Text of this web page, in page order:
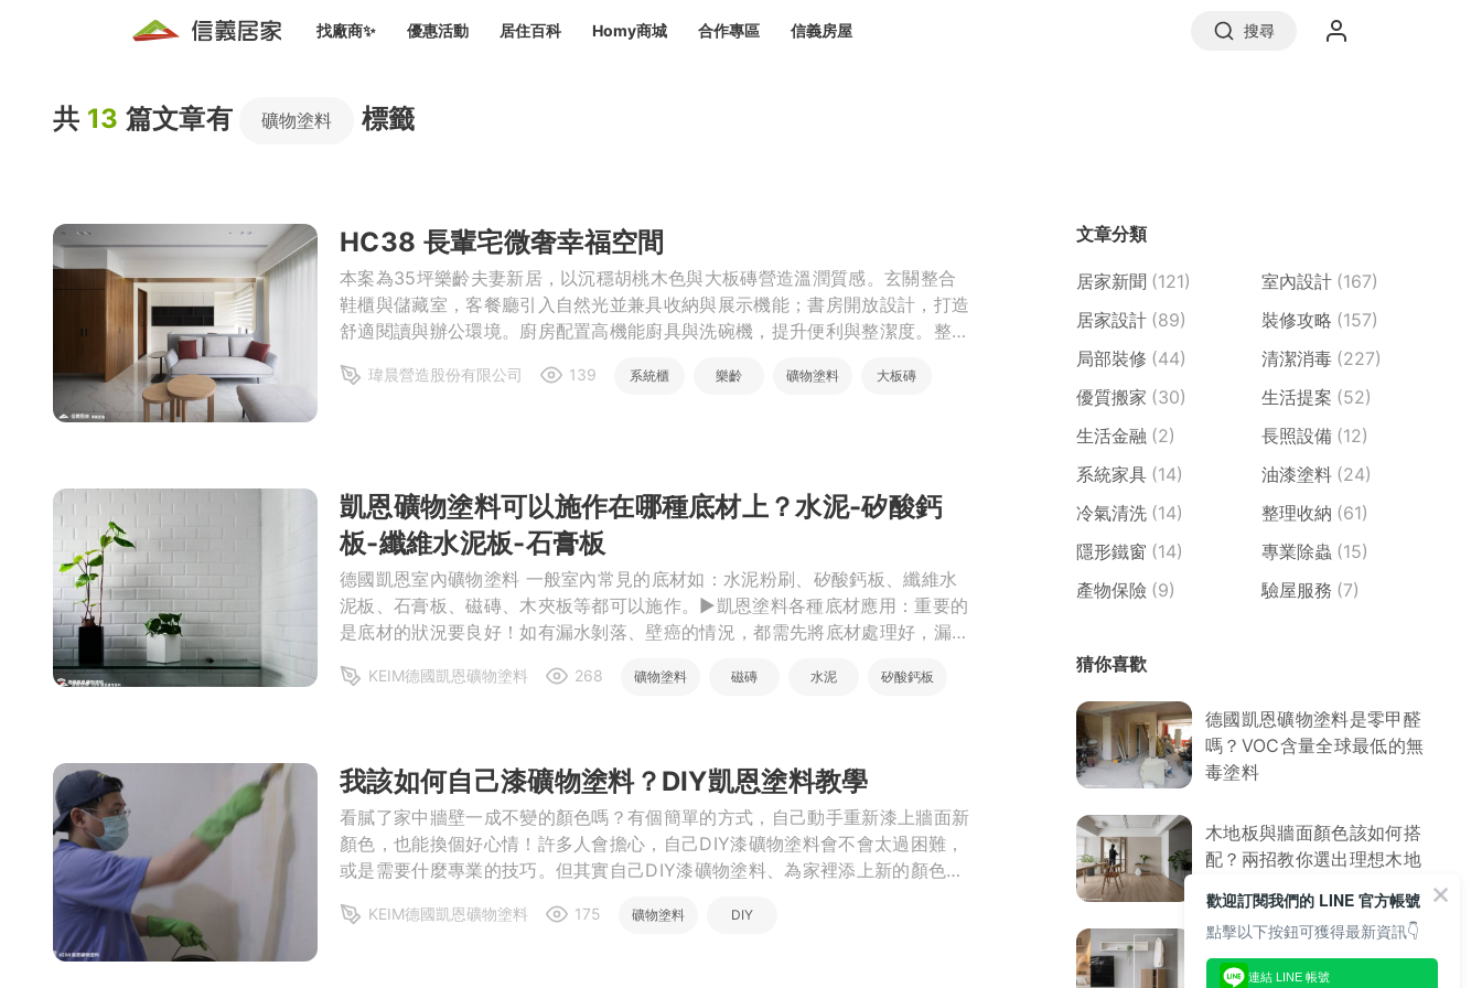
找廠商✨
設計裝潢
室內設計軟裝設計 包租代管
優惠活動
免費諮詢服務
冷氣清洗(限時優惠) 新會員大禮包免費居住好生活講座服務滿意度抽獎
信義客戶優惠
信義成交客戶福利專區
居住百科
搬家清運
優質搬家驗屋服務
清潔除蟲
清潔消毒冷氣清洗整理收納專業除蟲
局部修繕
局部裝修
生活金融
生活金融產物保險
Homy商城 合作專區
廠商募集人才招募 居住好生活講座
信義房屋 搜尋
共 13 篇文章有 礦物塗料 標籤
HC38 長輩宅微奢幸福空間
本案為35坪樂齡夫妻新居，以沉穩胡桃木色與大板磚營造溫潤質感。玄關整合
鞋櫃與儲藏室，客餐廳引入自然光並兼具收納與展示機能；書房開放設計，打造
舒適閱讀與辦公環境。廚房配置高機能廚具與洗碗機，提升便利與整潔度。整體
瑋晨營造股份有限公司 139 系統櫃 樂齡 礦物塗料 大板磚
凱恩礦物塗料可以施作在哪種底材上？水泥-矽酸鈣
板-纖維水泥板-石膏板
德國凱恩室內礦物塗料 一般室內常見的底材如：水泥粉刷、矽酸鈣板、纖維水
泥板、石膏板、磁磚、木夾板等都可以施作。►凱恩塗料各種底材應用：重要的
是底材的狀況要良好！如有漏水剝落、壁癌的情況，都需先將底材處理好，漏水
KEIM德國凱恩礦物塗料 268 礦物塗料 磁磚 水泥 矽酸鈣板
我該如何自己漆礦物塗料？DIY凱恩塗料教學
看膩了家中牆壁一成不變的顏色嗎？有個簡單的方式，自己動手重新漆上牆面新
顏色，也能換個好心情！許多人會擔心，自己DIY漆礦物塗料會不會太過困難，
或是需要什麼專業的技巧。但其實自己DIY漆礦物塗料、為家裡添上新的顏色，
KEIM德國凱恩礦物塗料 175 礦物塗料 DIY
文章分類
居家新聞 (121) 室內設計 (167)
居家設計 (89) 裝修攻略 (157)
局部裝修 (44) 清潔消毒 (227)
優質搬家 (30) 生活提案 (52)
生活金融 (2) 長照設備 (12)
系統家具 (14) 油漆塗料 (24)
冷氣清洗 (14) 整理收納 (61)
隱形鐵窗 (14) 專業除蟲 (15)
產物保險 (9) 驗屋服務 (7)
猜你喜歡
德國凱恩礦物塗料是零甲醛
嗎？VOC含量全球最低的無
毒塗料
木地板與牆面顏色該如何搭
配？兩招教你選出理想木地
「室內」凱恩礦物塗料 優點
歡迎訂閱我們的 LINE 官方帳號
點擊以下按鈕可獲得最新資訊👇
連結 LINE 帳號